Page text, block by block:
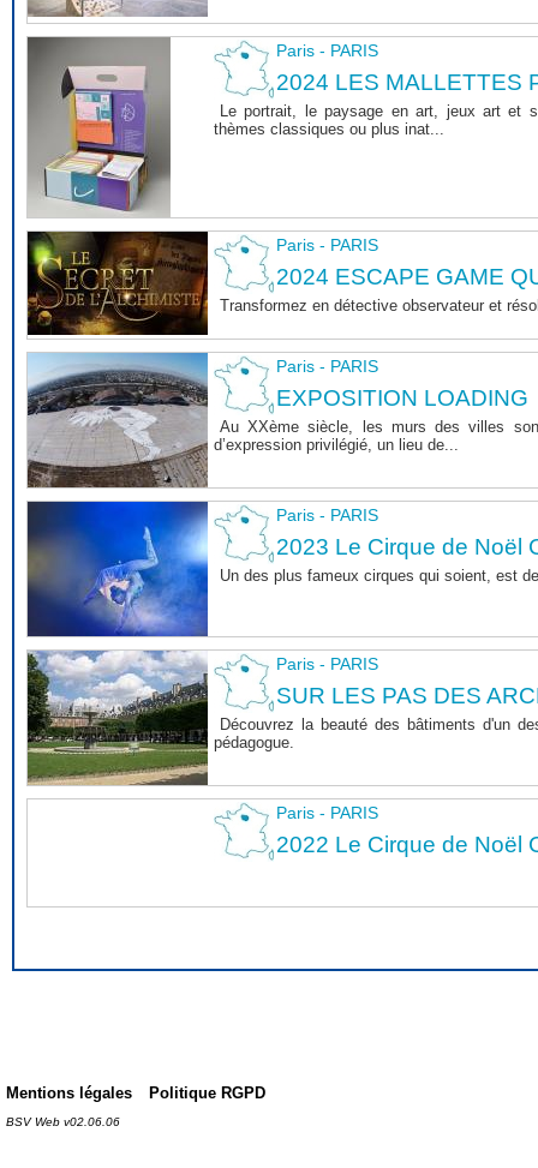
Paris - PARIS
2024 LES MALLETTES
Le portrait, le paysage en art, jeux art et
thèmes classiques ou plus inat...
Paris - PARIS
2024 ESCAPE GAME
Transformez en détective observateur et
Paris - PARIS
EXPOSITION LOADING
Au XXème siècle, les murs des villes
d’expression privilégié, un lieu de...
Paris - PARIS
2023 Le Cirque de Noël
Un des plus fameux cirques qui soient, est
Paris - PARIS
SUR LES PAS DES
Découvrez la beauté des bâtiments d'un
pédagogue.
Paris - PARIS
2022 Le Cirque de Noël
Mentions légales Politique RGPD
BSV Web v02.06.06